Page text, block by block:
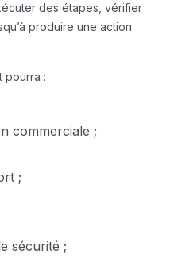
des étapes, vérifier
produire une action
pourra :
commerciale ;
;
sécurité ;